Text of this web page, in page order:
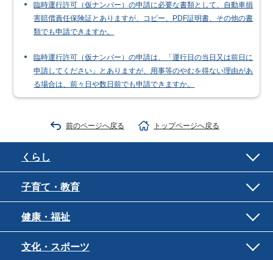
臨時運行許可（仮ナンバー）の申請に必要な書類として、自動車損
害賠償責任保険証とありますが、コピー、PDF証明書、その他の書
類でも申請できますか。
臨時運行許可（仮ナンバー）の申請は、「運行日の当日又は前日に
申請してください」とありますが、用事等のやむを得ない理由があ
る場合は、前々日や数日前でも申請できますか。
前のページへ戻る トップページへ戻る
くらし
子育て・教育
健康・福祉
文化・スポーツ